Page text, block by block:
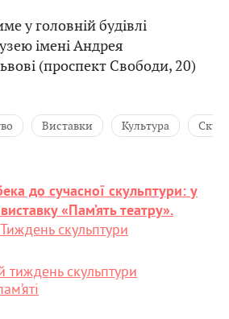
у головній будівлі
імені Андрея
(проспект Свободи, 20)
Виставки Культура
до сучасної скульптури: у
«Пам’ять театру».
скульптури
тиждень скульптури